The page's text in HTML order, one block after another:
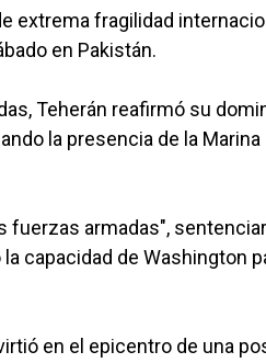
extrema fragilidad
en Pakistán.
Teherán reafirmó su
la presencia de la
fuerzas armadas",
capacidad de Washington
en el epicentro de una